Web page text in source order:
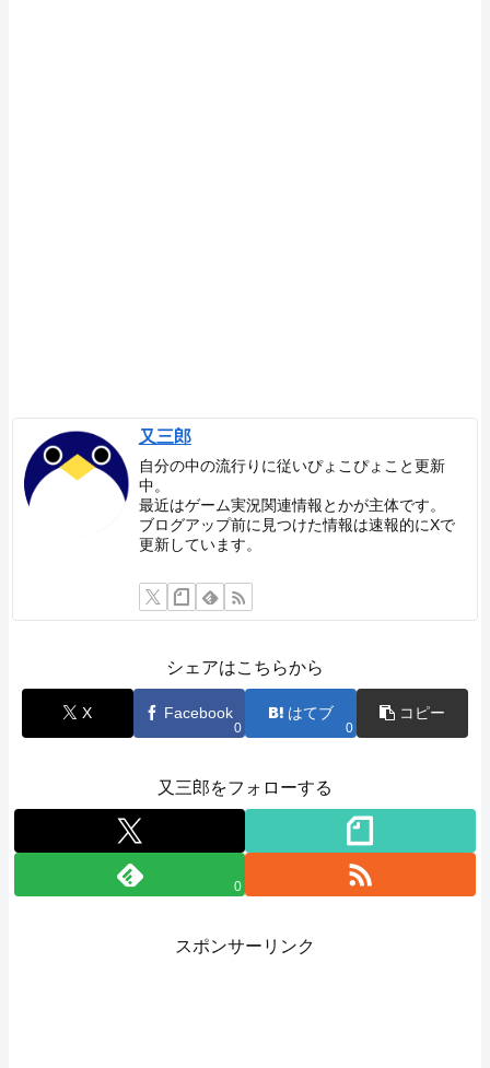
又三郎
自分の中の流行りに従いぴょこぴょこと更新
中。
最近はゲーム実況関連情報とかが主体です。
ブログアップ前に見つけた情報は速報的にXで
更新しています。
シェアはこちらから
X Facebook
0
はてブ
0
コピー
又三郎をフォローする
0
スポンサーリンク